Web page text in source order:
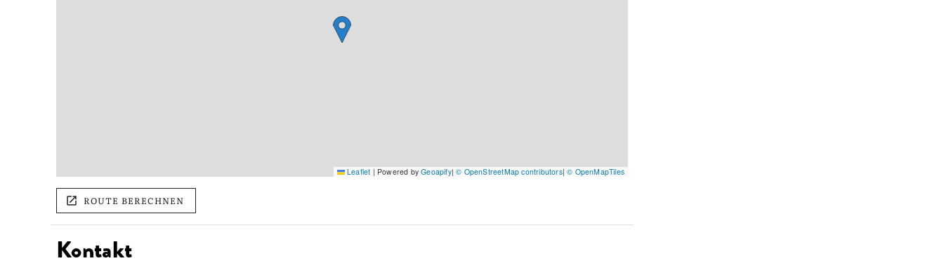
Leaflet | Powered byGeoapify|© OpenStreetMap contributors|© OpenMapTiles
ROUTE BERECHNEN
Kontakt